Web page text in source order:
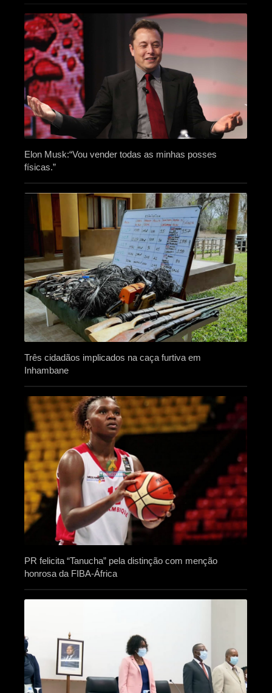
Elon Musk:“Vou vender todas as minhas posses
físicas.”
Três cidadãos implicados na caça furtiva em
Inhambane
PR felicita “Tanucha” pela distinção com menção
honrosa da FIBA-África